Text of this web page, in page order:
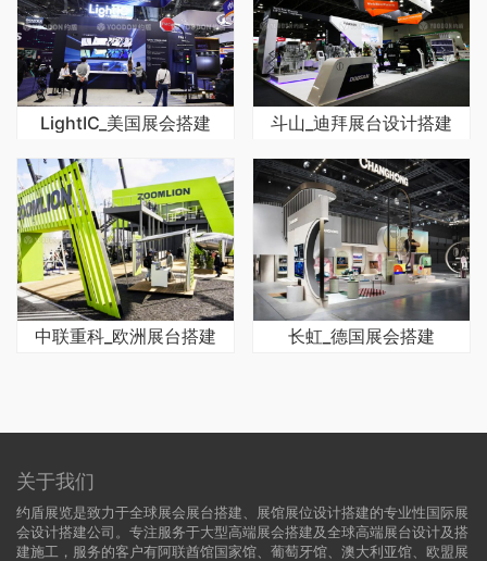
LightIC_美国展会搭建 斗山_迪拜展台设计搭建
中联重科_欧洲展台搭建 长虹_德国展会搭建
关于我们
约盾展览是致力于全球展会展台搭建、展馆展位设计搭建的专业性国际展
会设计搭建公司。专注服务于大型高端展会搭建及全球高端展台设计及搭
建施工，服务的客户有阿联酋馆国家馆、葡萄牙馆、澳大利亚馆、欧盟展